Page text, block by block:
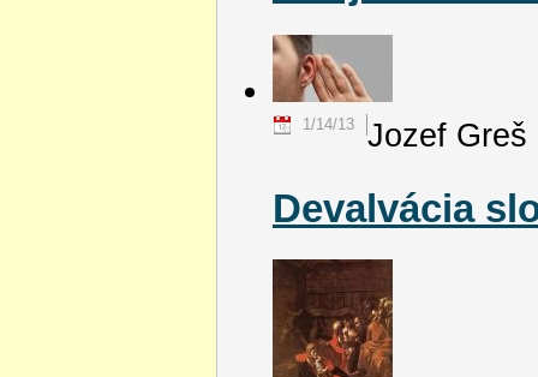
Jozef Greš
1/14/13
Devalvácia